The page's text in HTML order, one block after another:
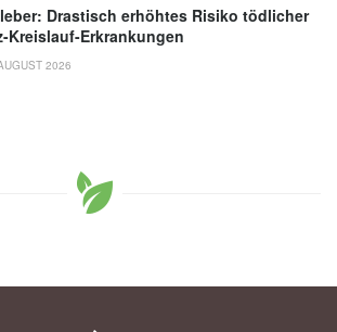
Drastisch erhöhtes Risiko tödlicher
Kreislauf-Erkrankungen
2026